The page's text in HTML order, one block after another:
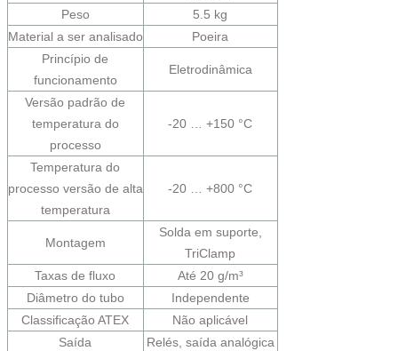
Peso
5.5 kg
Material a ser analisado
Poeira
Princípio de
funcionamento
Eletrodinâmica
Versão padrão de
temperatura do
processo
-20 … +150 °C
Temperatura do
processo versão de alta
temperatura
-20 … +800 °C
Montagem
Solda em suporte,
TriClamp
Taxas de fluxo
Até 20 g/m³
Diâmetro do tubo
Independente
Classificação ATEX
Não aplicável
Saída
Relés, saída analógica